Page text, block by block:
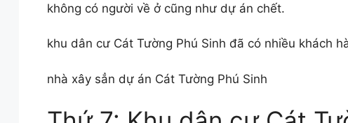
không có người về ở cũng như dự án chết.
khu dân cư Cát Tường Phú Sinh đã có nhiều khách
nhà xây sẳn dự án Cát Tường Phú Sinh